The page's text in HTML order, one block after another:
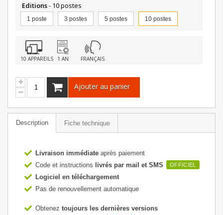
Editions- 10 postes
1 poste 3 postes 5 postes 10 postes
10 APPAREILS 1 AN FRANÇAIS
Ajouter au panier
Description Fiche technique
Livraison immédiate après paiement
Code et instructions livrés par mail et SMS OFFICIEL
Logiciel en téléchargement
Pas de renouvellement automatique
Obtenez toujours les dernières versions